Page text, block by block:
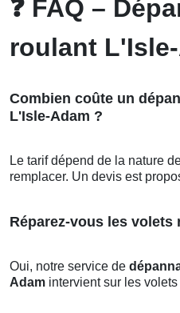
❓ FAQ –
roulant
Combien coûte un
L'Isle-Adam ?
Le tarif dépend de la nature
remplacer. Un devis est
Réparez-vous les
Oui, notre service de
Adam intervient sur les